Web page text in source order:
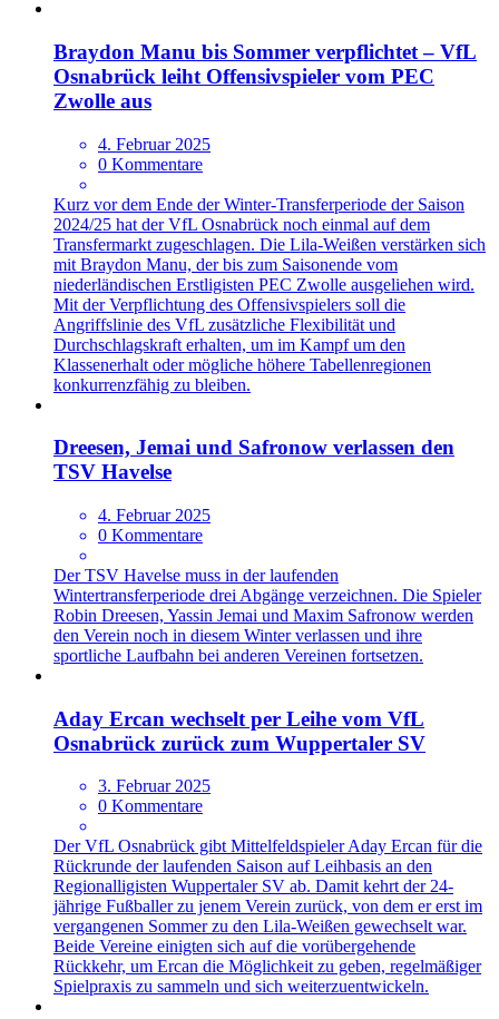
Braydon Manu bis Sommer verpflichtet – VfL
Osnabrück leiht Offensivspieler vom PEC
Zwolle aus
4. Februar 2025
0 Kommentare
Kurz vor dem Ende der Winter-Transferperiode der Saison
2024/25 hat der VfL Osnabrück noch einmal auf dem
Transfermarkt zugeschlagen. Die Lila-Weißen verstärken sich
mit Braydon Manu, der bis zum Saisonende vom
niederländischen Erstligisten PEC Zwolle ausgeliehen wird.
Mit der Verpflichtung des Offensivspielers soll die
Angriffslinie des VfL zusätzliche Flexibilität und
Durchschlagskraft erhalten, um im Kampf um den
Klassenerhalt oder mögliche höhere Tabellenregionen
konkurrenzfähig zu bleiben.
Dreesen, Jemai und Safronow verlassen den
TSV Havelse
4. Februar 2025
0 Kommentare
Der TSV Havelse muss in der laufenden
Wintertransferperiode drei Abgänge verzeichnen. Die Spieler
Robin Dreesen, Yassin Jemai und Maxim Safronow werden
den Verein noch in diesem Winter verlassen und ihre
sportliche Laufbahn bei anderen Vereinen fortsetzen.
Aday Ercan wechselt per Leihe vom VfL
Osnabrück zurück zum Wuppertaler SV
3. Februar 2025
0 Kommentare
Der VfL Osnabrück gibt Mittelfeldspieler Aday Ercan für die
Rückrunde der laufenden Saison auf Leihbasis an den
Regionalligisten Wuppertaler SV ab. Damit kehrt der 24-
jährige Fußballer zu jenem Verein zurück, von dem er erst im
vergangenen Sommer zu den Lila-Weißen gewechselt war.
Beide Vereine einigten sich auf die vorübergehende
Rückkehr, um Ercan die Möglichkeit zu geben, regelmäßiger
Spielpraxis zu sammeln und sich weiterzuentwickeln.